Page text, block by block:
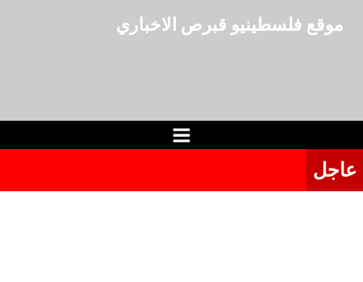
موقع فلسطينيو قبرص الاخباري
عاجل